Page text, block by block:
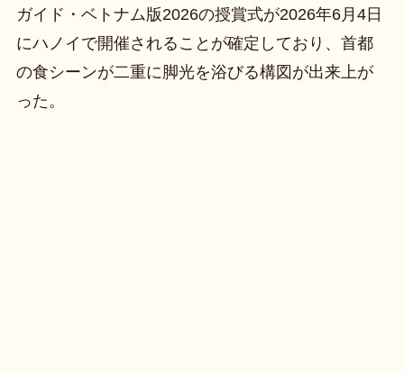
ガイド・ベトナム版2026の授賞式が2026年6月4日
にハノイで開催されることが確定しており、首都
の食シーンが二重に脚光を浴びる構図が出来上が
った。